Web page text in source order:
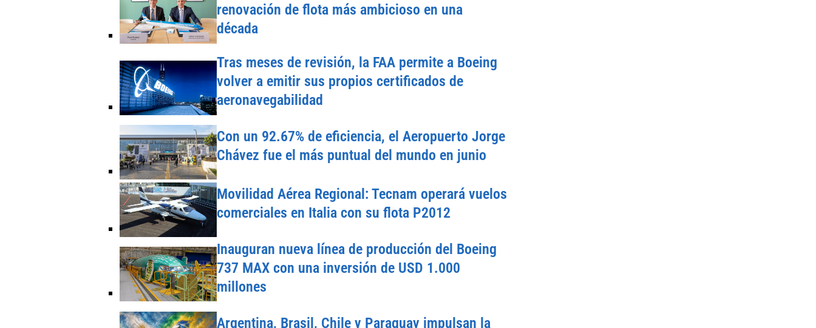
renovación de flota más ambicioso en una
década
Tras meses de revisión, la FAA permite a Boeing
volver a emitir sus propios certificados de
aeronavegabilidad
Con un 92.67% de eficiencia, el Aeropuerto Jorge
Chávez fue el más puntual del mundo en junio
Movilidad Aérea Regional: Tecnam operará vuelos
comerciales en Italia con su flota P2012
Inauguran nueva línea de producción del Boeing
737 MAX con una inversión de USD 1.000
millones
Argentina, Brasil, Chile y Paraguay impulsan la